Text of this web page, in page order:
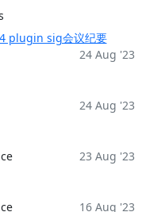
plugin sig会议纪要
24 Aug '23
24 Aug '23
23 Aug '23
16 Aug '23